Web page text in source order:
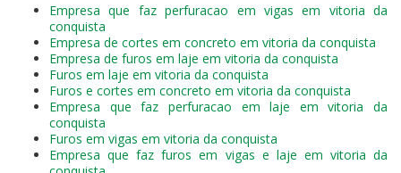
Empresa que faz perfuracao em vigas em vitoria da
conquista
Empresa de cortes em concreto em vitoria da conquista
Empresa de furos em laje em vitoria da conquista
Furos em laje em vitoria da conquista
Furos e cortes em concreto em vitoria da conquista
Empresa que faz perfuracao em laje em vitoria da
conquista
Furos em vigas em vitoria da conquista
Empresa que faz furos em vigas e laje em vitoria da